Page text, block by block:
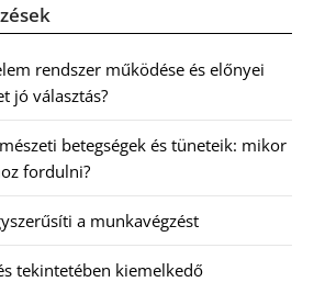
rendszer működése és előnyei
jó választás?
betegségek és tüneteik: mikor
fordulni?
a munkavégzést
tekintetében kiemelkedő